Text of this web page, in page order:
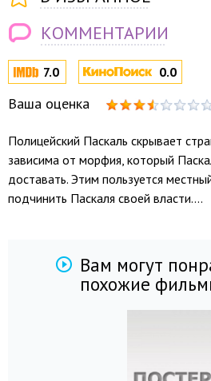
7.0 0.0
Ваша оценка
Полицейский Паскаль скрывает
зависима от морфия, который
доставать. Этим пользуется
подчинить Паскаля своей власти....
КОММЕНТАРИИ
Вам могут
похожие